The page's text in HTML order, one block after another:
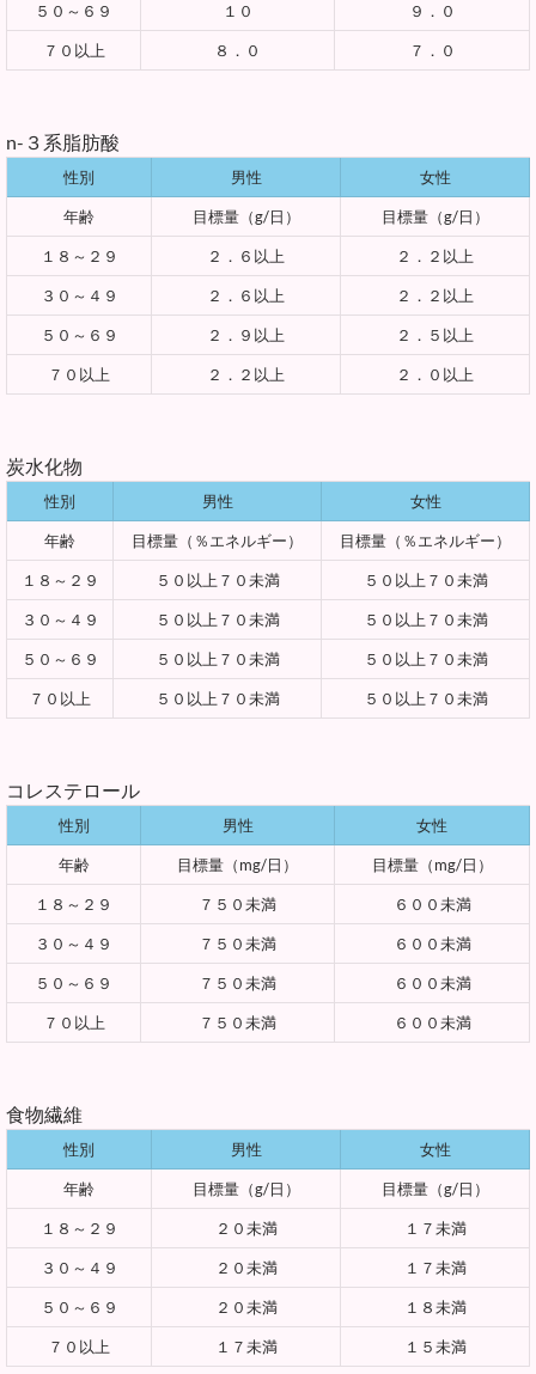
５０～６９ １０ ９．０
７０以上 ８．０ ７．０
n-３系脂肪酸
性別 男性 女性
年齢 目標量（g/日） 目標量（g/日）
１８～２９ ２．６以上 ２．２以上
３０～４９ ２．６以上 ２．２以上
５０～６９ ２．９以上 ２．５以上
７０以上 ２．２以上 ２．０以上
炭水化物
性別 男性 女性
年齢 目標量（％エネルギー） 目標量（％エネルギー）
１８～２９ ５０以上７０未満 ５０以上７０未満
３０～４９ ５０以上７０未満 ５０以上７０未満
５０～６９ ５０以上７０未満 ５０以上７０未満
７０以上 ５０以上７０未満 ５０以上７０未満
コレステロール
性別 男性 女性
年齢 目標量（mg/日） 目標量（mg/日）
１８～２９ ７５０未満 ６００未満
３０～４９ ７５０未満 ６００未満
５０～６９ ７５０未満 ６００未満
７０以上 ７５０未満 ６００未満
食物繊維
性別 男性 女性
年齢 目標量（g/日） 目標量（g/日）
１８～２９ ２０未満 １７未満
３０～４９ ２０未満 １７未満
５０～６９ ２０未満 １８未満
７０以上 １７未満 １５未満